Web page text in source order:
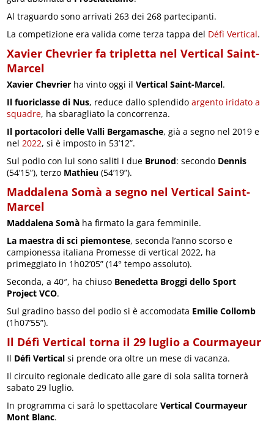
Al traguardo sono arrivati 263 dei 268 partecipanti.
La competizione era valida come terza tappa del Défì Vertical.
Xavier Chevrier fa tripletta nel Vertical Saint-
Marcel
Xavier Chevrier ha vinto oggi ilVertical Saint-Marcel.
Il fuoriclasse di Nus, reduce dallo splendidoargento iridato a
squadre, ha sbaragliato la concorrenza.
Il portacolori delle Valli Bergamasche, già a segno nel 2019 e
nel2022, si è imposto in 53’12”.
Sul podio con lui sono saliti i due Brunod: secondo Dennis
(54’15”), terzo Mathieu (54’19”).
Maddalena Somà a segno nel Vertical Saint-
Marcel
Maddalena Somà ha firmato la gara femminile.
La maestra di sci piemontese, seconda l’anno scorso e
campionessa italiana Promesse di vertical 2022, ha
primeggiato in 1h02’05” (14° tempo assoluto).
Seconda, a 40″, ha chiuso Benedetta Broggi dello Sport
Project VCO.
Sul gradino basso del podio si è accomodata Emilie Collomb
(1h07’55”).
Il Défì Vertical torna il 29 luglio a Courmayeur
Il Défì Vertical si prende ora oltre un mese di vacanza.
Il circuito regionale dedicato alle gare di sola salita tornerà
sabato 29 luglio.
In programma ci sarà lo spettacolareVertical Courmayeur
Mont Blanc.